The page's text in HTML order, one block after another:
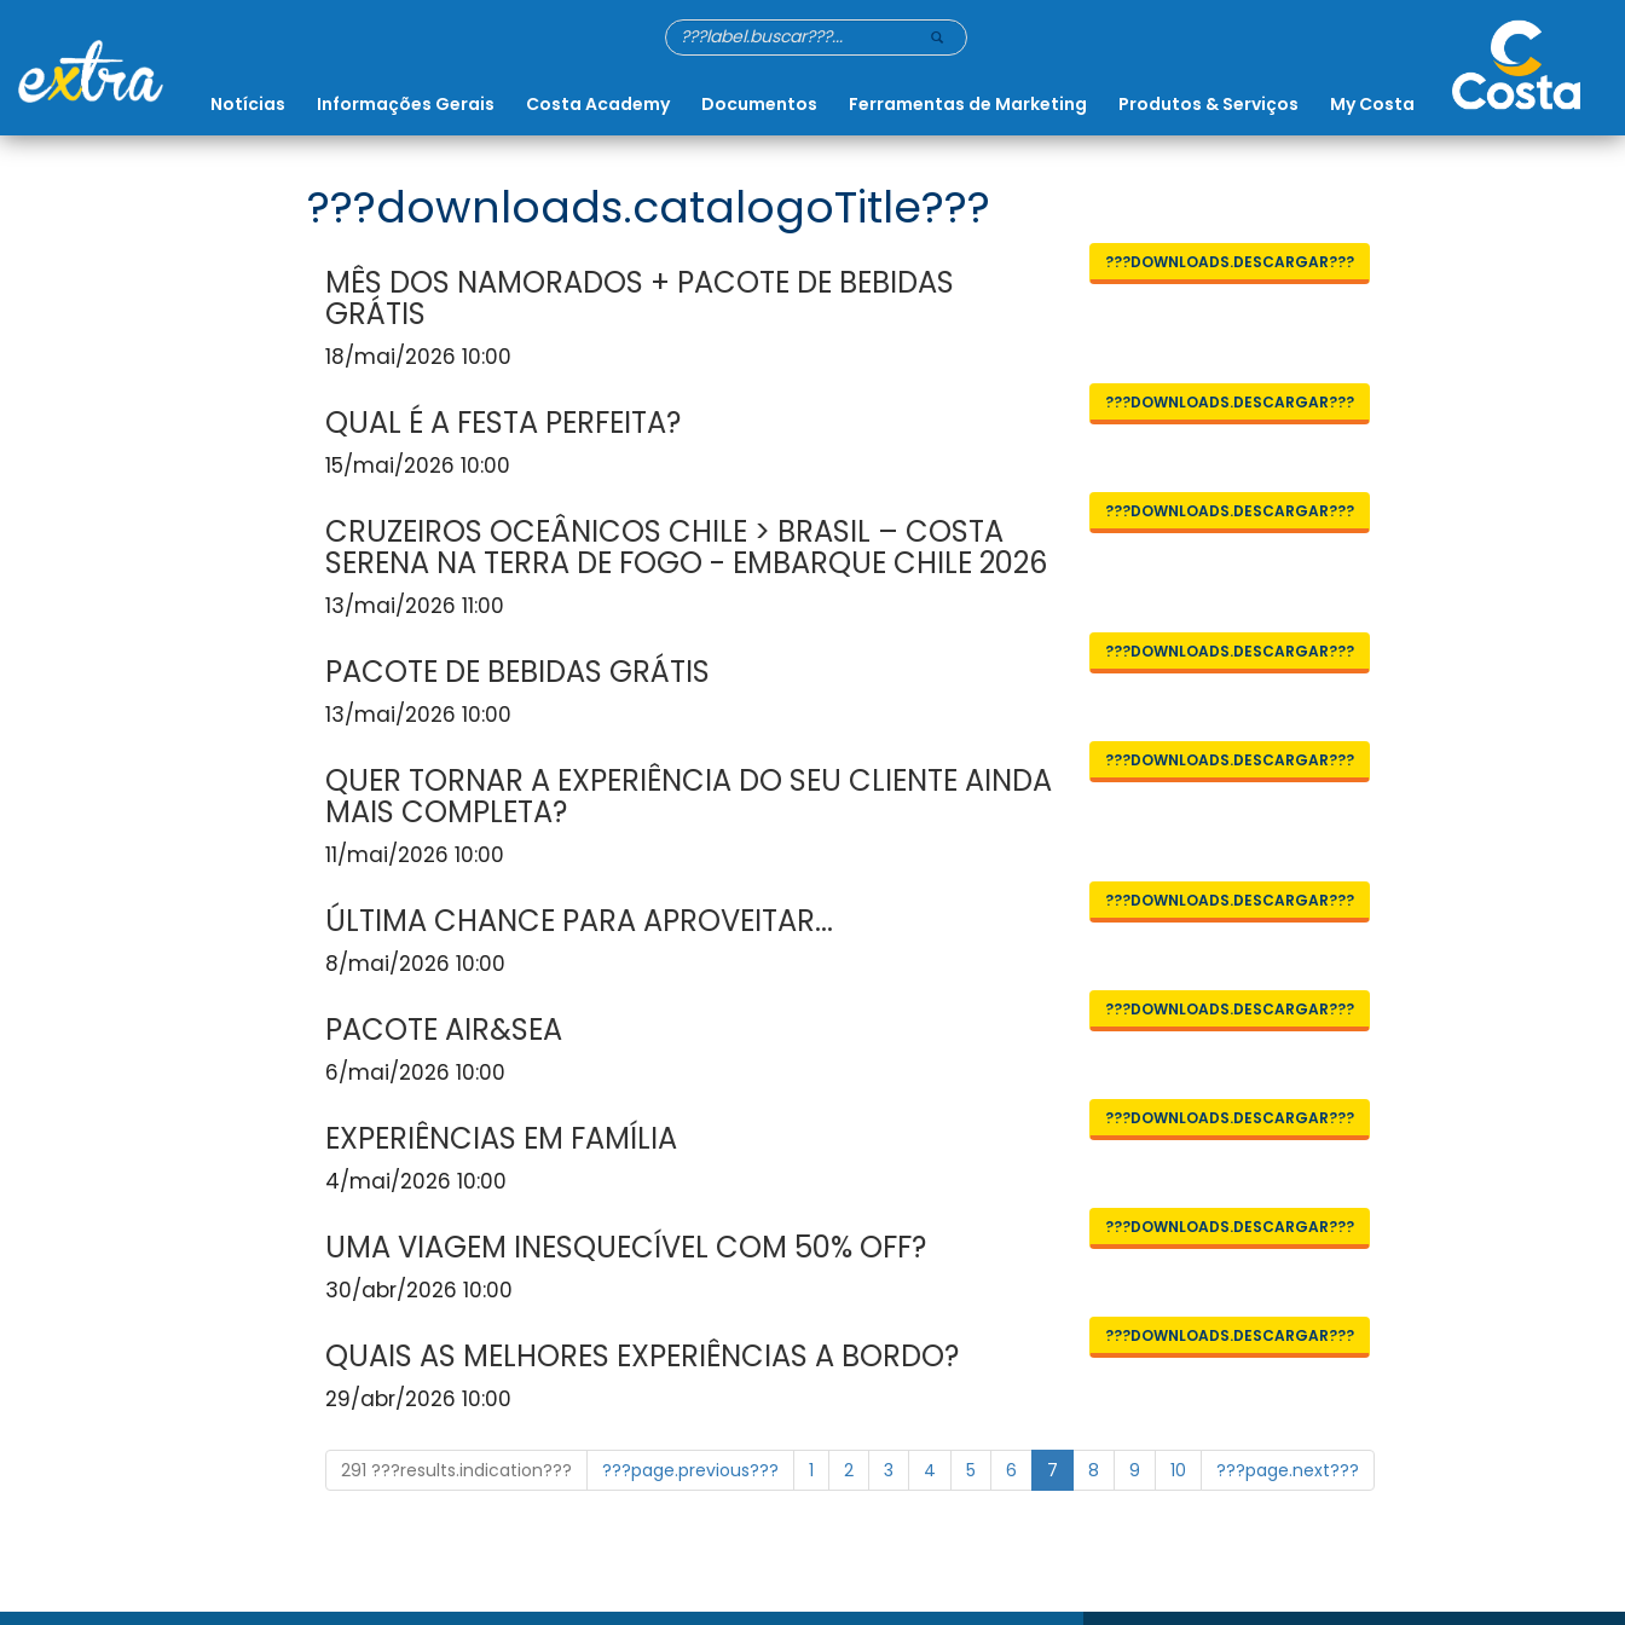
Notícias Informações Gerais Costa Academy Documentos Ferramentas de Marketing Produtos & Serviços My Costa
???downloads.catalogoTitle???
MÊS DOS NAMORADOS + PACOTE DE BEBIDAS
GRÁTIS
18/mai/2026 10:00
???DOWNLOADS.DESCARGAR???
QUAL É A FESTA PERFEITA?
15/mai/2026 10:00
???DOWNLOADS.DESCARGAR???
CRUZEIROS OCEÂNICOS CHILE > BRASIL – COSTA
SERENA NA TERRA DE FOGO - EMBARQUE CHILE 2026
13/mai/2026 11:00
???DOWNLOADS.DESCARGAR???
PACOTE DE BEBIDAS GRÁTIS
13/mai/2026 10:00
???DOWNLOADS.DESCARGAR???
QUER TORNAR A EXPERIÊNCIA DO SEU CLIENTE AINDA
MAIS COMPLETA?
11/mai/2026 10:00
???DOWNLOADS.DESCARGAR???
ÚLTIMA CHANCE PARA APROVEITAR...
8/mai/2026 10:00
???DOWNLOADS.DESCARGAR???
PACOTE AIR&SEA
6/mai/2026 10:00
???DOWNLOADS.DESCARGAR???
EXPERIÊNCIAS EM FAMÍLIA
4/mai/2026 10:00
???DOWNLOADS.DESCARGAR???
UMA VIAGEM INESQUECÍVEL COM 50% OFF?
30/abr/2026 10:00
???DOWNLOADS.DESCARGAR???
QUAIS AS MELHORES EXPERIÊNCIAS A BORDO?
29/abr/2026 10:00
???DOWNLOADS.DESCARGAR???
291 ???results.indication??? ???page.previous??? 1 2 3 4 5 6 7 8 9 10 ???page.next???